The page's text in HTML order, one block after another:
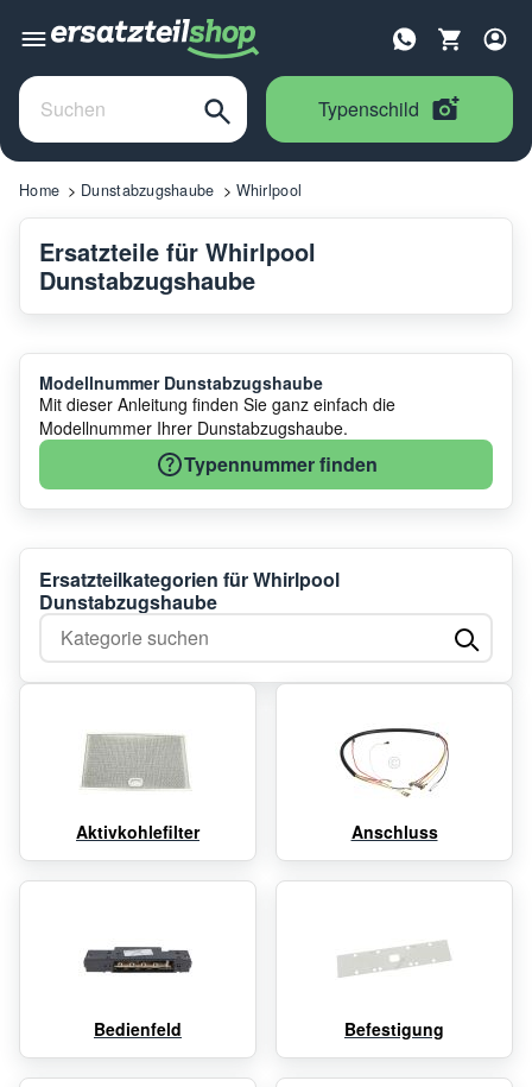
Typenschild
Home Dunstabzugshaube Whirlpool
Ersatzteile für Whirlpool
Dunstabzugshaube
Modellnummer Dunstabzugshaube
Mit dieser Anleitung finden Sie ganz einfach die
Modellnummer Ihrer Dunstabzugshaube.
Typennummer finden
Ersatzteilkategorien für Whirlpool
Dunstabzugshaube
Kategorie suchen
Aktivkohlefilter Anschluss
Bedienfeld Befestigung